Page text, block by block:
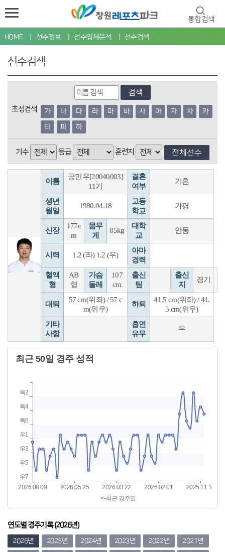
통합검색
HOME 선수정보 선수입체분석 선수검색
선수검색
검색
초성검색 가 나 다 라 마 바 사 아 자 차
카
타
파 하
기수 등급 훈련지 전체선수
이름
공민우[20040003]
11기
결혼
여부
기혼
생년
월일
1980.04.18
고등
학교
가평
신장
177c
m
몸무
게
85kg
대학
교
안동
시력 1.2 (좌) 1.2 (우)
아마
경력
혈액
형
AB
형
가슴
둘레
107
cm
출신
팀
출신
지
경기
대퇴
57 cm(위좌) / 57 c
m(위우)
하퇴
41.5 cm(위좌) / 41.
5 cm(위우)
기타
사항
흡연
유무
무
연도별 경주기록 (2026년)
2026년 2025년 2024년 2023년 2022년
2021년